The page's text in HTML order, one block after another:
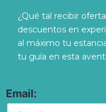
¿Qué tal recibir
descuentos en
al máximo tu
tu guía en esta
Email: